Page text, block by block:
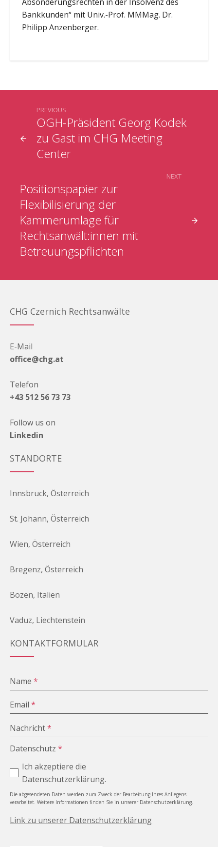
Bankkunden“ mit Univ.-Prof. MMMag. Dr.
Philipp Anzenberger.
OGH-Präsident Georg Kodek
zu Gast im CHG Meeting
Center
PREVIOUS
Positionspapier zur
Flexibilisierung der
Kammerumlage für
Rechtsanwält:innen mit
Betreuungspflichten
NEXT
CHG Czernich Rechtsanwälte
E-Mail
office@chg.at
Telefon
+43 512 56 73 73
Follow us on
Linkedin
STANDORTE
Innsbruck, Österreich
St. Johann, Österreich
Wien, Österreich
Bregenz, Österreich
Bozen, Italien
Vaduz, Liechtenstein
KONTAKTFORMULAR
Name*
Email*
Nachricht*
Datenschutz*
Ich akzeptiere die
Datenschutzerklärung.
Die abgesendeten Daten werden zum Zweck der Bearbeitung Ihres Anliegens
verarbeitet. Weitere Informationen finden Sie in unserer Datenschutzerklärung.
Link zu unserer Datenschutzerklärung